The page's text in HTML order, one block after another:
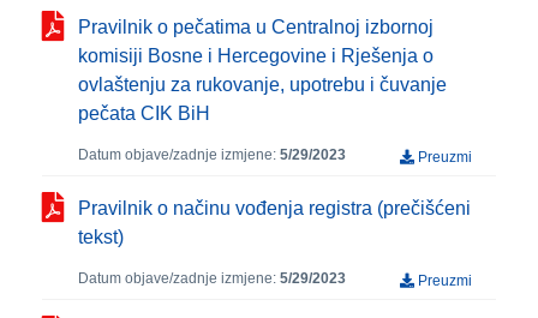
Pravilnik o pečatima u Centralnoj izbornoj
komisiji Bosne i Hercegovine i Rješenja o
ovlaštenju za rukovanje, upotrebu i čuvanje
pečata CIK BiH
Datum objave/zadnje izmjene: 5/29/2023 Preuzmi
Pravilnik o načinu vođenja registra (prečišćeni
tekst)
Datum objave/zadnje izmjene: 5/29/2023 Preuzmi